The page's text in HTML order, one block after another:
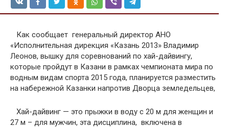
Как сообщает генеральный директор АНО
«Исполнительная дирекция «Казань 2013» Владимир
Леонов, вышку для соревнований по хай-дайвингу,
которые пройдут в Казани в рамках чемпионата мира по
водным видам спорта 2015 года, планируется разместить
на набережной Казанки напротив Дворца земледельцев,
Хай-дайвинг — это прыжки в воду с 20 м для женщин и
27 м – для мужчин, эта дисциплина, включена в